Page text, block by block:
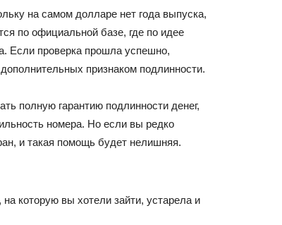
на самом долларе нет года выпуска,
по официальной базе, где по идее
Если проверка прошла успешно,
признаком подлинности.
полную гарантию подлинности денег,
номера. Но если вы редко
и такая помощь будет нелишняя.
которую вы хотели зайти, устарела и